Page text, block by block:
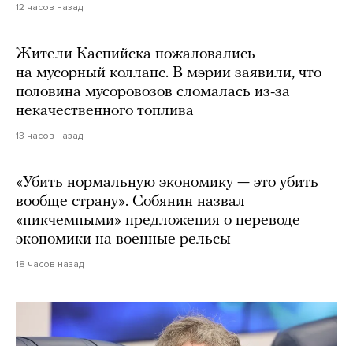
12 часов назад
Жители Каспийска пожаловались
на мусорный коллапс. В мэрии заявили, что
половина мусоровозов сломалась из-за
некачественного топлива
13 часов назад
«Убить нормальную экономику — это убить
вообще страну». Собянин назвал
«никчемными» предложения о переводе
экономики на военные рельсы
18 часов назад